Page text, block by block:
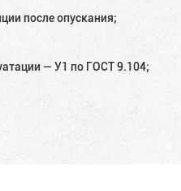
после опускания;
— У1 по ГОСТ 9.104;